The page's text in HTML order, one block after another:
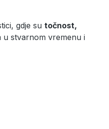
gdje su točnost,
u stvarnom vremenu i